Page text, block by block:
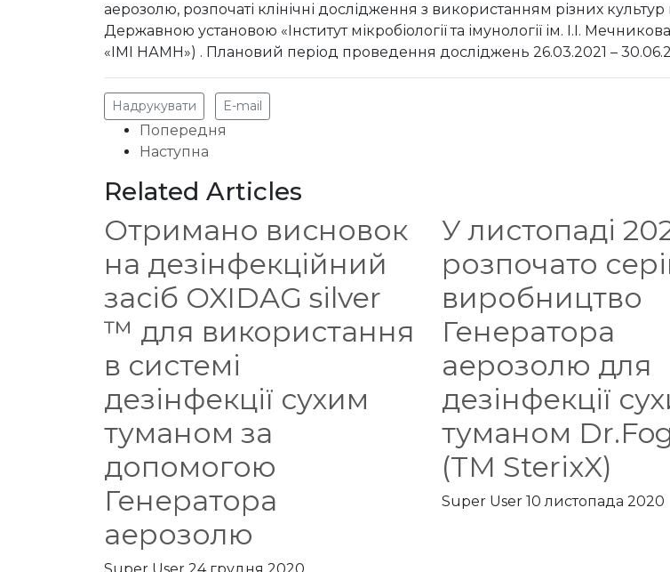
аерозолю, розпочаті клінічні дослідження з використанням різних
Державною установою «Інститут мікробіології та імунології ім. І.І.
«ІМІ НАМН») . Плановий період проведення досліджень 26.03.2021 –
Надрукувати E-mail
Попередня
Наступна
Related Articles
Отримано висновок
на дезінфекційний
засіб OXIDAG silver
™ для використання
в системі
дезінфекції сухим
туманом за
допомогою
Генератора
аерозолю
У листопаді
розпочато
виробництво
Генератора
аерозолю для
дезінфекції
туманом
(TM SterixX)
Super User 10 листопада 2020